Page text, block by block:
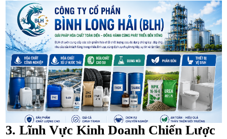
3. Lĩnh Vực Kinh Doanh Chiến Lược